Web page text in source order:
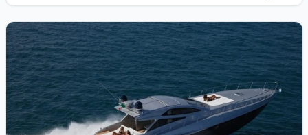
View details for ALFAMARINE - ALFAMARINE 60 (2018)